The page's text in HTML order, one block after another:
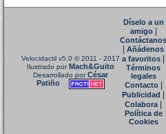
Velocidactil v5.0 © 2011 - 2017
Ilustrado porMach&Guito
Desarrollado porCésar
Patiño
Díselo a un
amigo|
Contáctanos
Añádenos
a favoritos
Términos
legales
Contacto|
Publicidad
Colabora|
Política de
Cookies